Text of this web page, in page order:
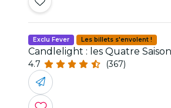
Exclu Fever Les billets s'envolent !
Candlelight : les Quatre
4.7 (367)